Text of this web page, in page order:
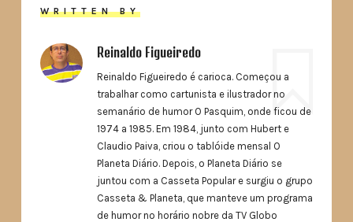
WRITTEN BY
Reinaldo Figueiredo
Reinaldo Figueiredo é carioca. Começou a
trabalhar como cartunista e ilustrador no
semanário de humor O Pasquim, onde ficou de
1974 a 1985. Em 1984, junto com Hubert e
Claudio Paiva, criou o tablóide mensal O
Planeta Diário. Depois, o Planeta Diário se
juntou com a Casseta Popular e surgiu o grupo
Casseta & Planeta, que manteve um programa
de humor no horário nobre da TV Globo